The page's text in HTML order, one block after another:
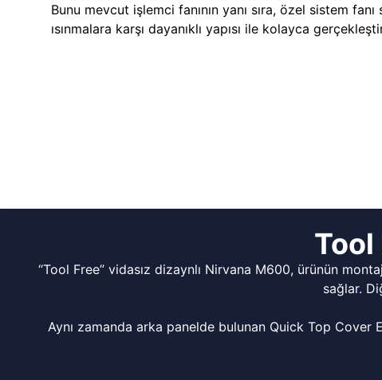
Bunu mevcut işlemci fanının yanı sıra, özel sistem fanı
ısınmalara karşı dayanıklı yapısı ile kolayca
Tool
“Tool Free” vidasız dizaynlı Nirvana M600, ürünün
sağlar.
Aynı zamanda arka panelde bulunan Quick Top Cover